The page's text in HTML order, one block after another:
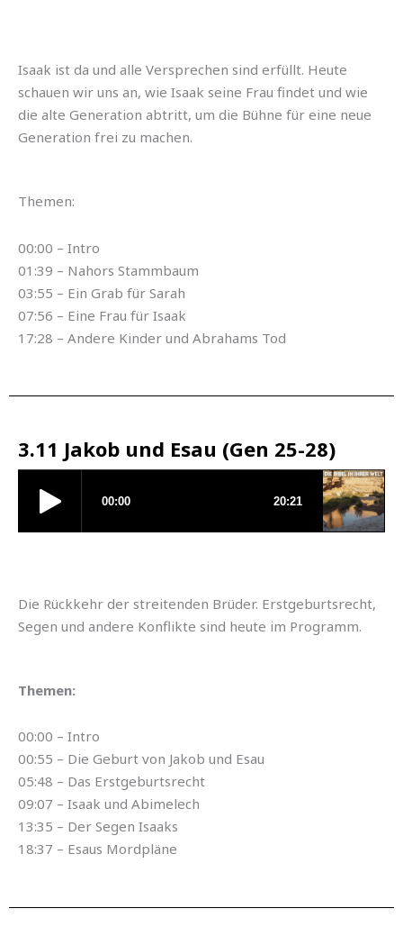
Isaak ist da und alle Versprechen sind erfüllt. Heute
schauen wir uns an, wie Isaak seine Frau findet und wie
die alte Generation abtritt, um die Bühne für eine neue
Generation frei zu machen.
Themen:
00:00 – Intro
01:39 – Nahors Stammbaum
03:55 – Ein Grab für Sarah
07:56 – Eine Frau für Isaak
17:28 – Andere Kinder und Abrahams Tod
3.11 Jakob und Esau (Gen 25-28)
Die Rückkehr der streitenden Brüder. Erstgeburtsrecht,
Segen und andere Konflikte sind heute im Programm.
Themen:
00:00 – Intro
00:55 – Die Geburt von Jakob und Esau
05:48 – Das Erstgeburtsrecht
09:07 – Isaak und Abimelech
13:35 – Der Segen Isaaks
18:37 – Esaus Mordpläne